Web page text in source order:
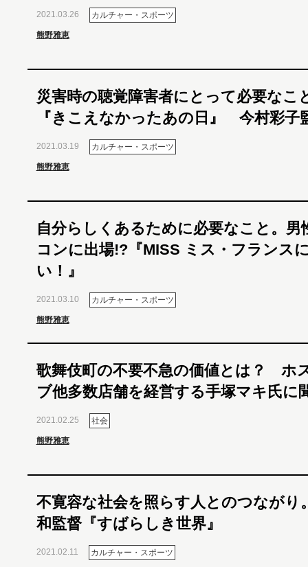
2021.03.26 カルチャー・スポーツ
熊野雅恵
災害時の聴覚障害者にとって必要なこ
『きこえなかったあの日』 今村彩子
2021.03.19 カルチャー・スポーツ
熊野雅恵
自分らしくあるために必要なこと。男
コンに出場!?『MISS ミス・フランス
い！』
2021.03.10 カルチャー・スポーツ
熊野雅恵
歌舞伎町の不要不急の価値とは？ ホ
ブ他多数店舗を経営する手塚マキ氏に
2021.02.25 社会
熊野雅恵
不寛容な社会を照らす人とのつながり
和監督『すばらしき世界』
2021.02.11 カルチャー・スポーツ